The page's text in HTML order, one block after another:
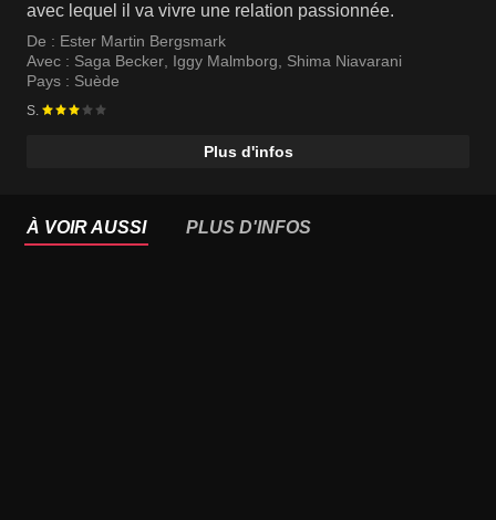
avec lequel il va vivre une relation passionnée.
De : Ester Martin Bergsmark
Avec : Saga Becker, Iggy Malmborg, Shima Niavarani
Pays : Suède
S.
Plus d'infos
À VOIR AUSSI PLUS D'INFOS